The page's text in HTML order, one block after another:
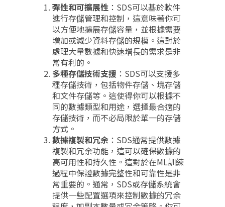
彈性和可擴展性 ：SDS可以基於軟件
進行存儲管理和控制，這意味著你可
以方便地擴展存儲容量，並根據需要
增加或減少資料存儲的規模。這對於
處理大量數據和快速增長的需求是非
常有利的。
多種存儲技術支援 ：SDS可以支援多
種存儲技術，包括物件存儲、塊存儲
和文件存儲等。這使得你可以根據不
同的數據類型和用途，選擇最合適的
存儲技術，而不必局限於單一的存儲
方式。
數據複製和冗余 ：SDS通常提供數據
複製和冗余功能，這可以確保數據的
高可用性和持久性。這對於在ML訓練
過程中保證數據完整性和可靠性是非
常重要的。通常，SDS或存儲系統會
提供一些配置選項來控制數據的冗余